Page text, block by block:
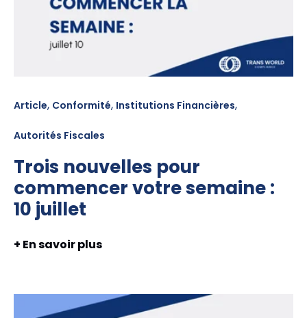
Article, Conformité, Institutions Financières,
Autorités Fiscales
Trois nouvelles pour
commencer votre semaine :
10 juillet
+ En savoir plus